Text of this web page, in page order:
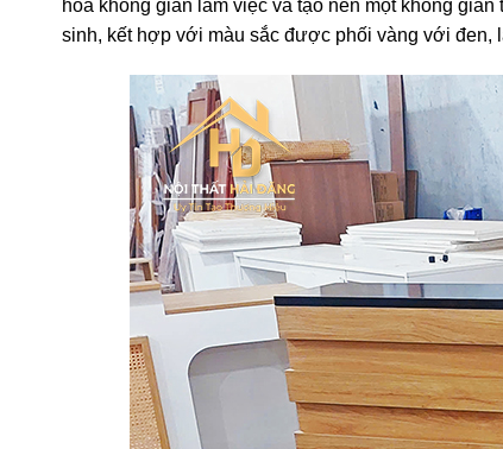
hóa không gian làm việc và tạo nên một không
sinh, kết hợp với màu sắc được phối vàng với đen,